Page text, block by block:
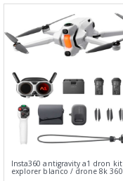
Insta360 antigravity a1 dron kit
explorer blanco / drone 8k 360